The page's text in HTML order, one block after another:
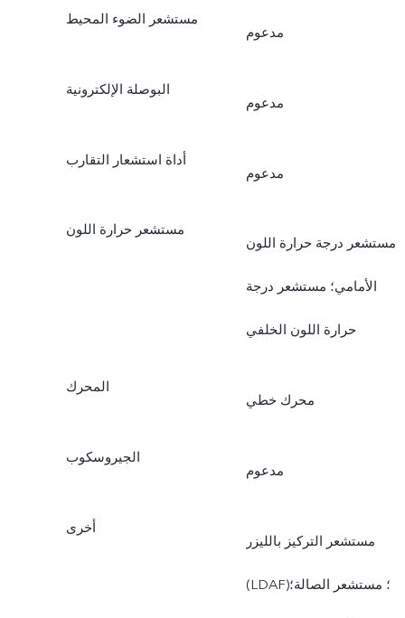
مستشعر الضوء المحيط
مدعوم
البوصلة الإلكترونية
مدعوم
أداة استشعار التقارب
مدعوم
مستشعر حرارة اللون
مستشعر درجة حرارة اللون
الأمامي؛ مستشعر درجة
حرارة اللون الخلفي
المحرك
محرك خطي
الجيروسكوب
مدعوم
أخرى
مستشعر التركيز بالليزر
(LDAF)؛ مستشعر الصالة؛